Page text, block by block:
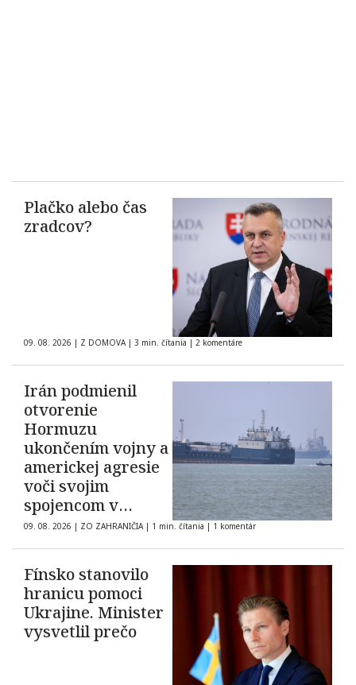
Plačko alebo čas
zradcov?
09. 08. 2026 | Z DOMOVA | 3 min. čítania | 2 komentáre
Irán podmienil
otvorenie
Hormuzu
ukončením vojny a
americkej agresie
voči svojim
spojencom v
regióne
09. 08. 2026 | ZO ZAHRANIČIA | 1 min. čítania | 1 komentár
Fínsko stanovilo
hranicu pomoci
Ukrajine. Minister
vysvetlil prečo